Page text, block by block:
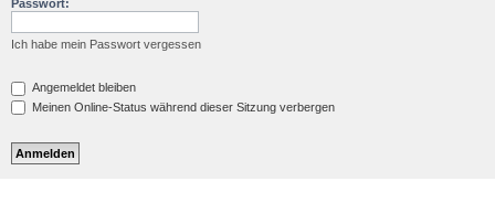
Passwort:
Ich habe mein Passwort vergessen
Angemeldet bleiben
Meinen Online-Status während dieser Sitzung verbergen